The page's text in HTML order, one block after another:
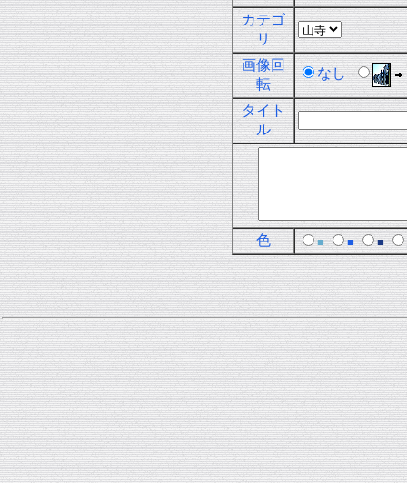
カテゴ
リ
画像回
転
なし
タイト
ル
色 ■ ■ ■